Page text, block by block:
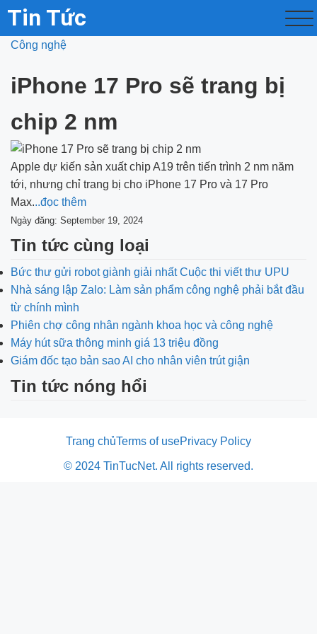
Tin Tức
Công nghệ
iPhone 17 Pro sẽ trang bị
chip 2 nm
Apple dự kiến sản xuất chip A19 trên tiến trình 2 nm năm
tới, nhưng chỉ trang bị cho iPhone 17 Pro và 17 Pro
Max...đọc thêm
Ngày đăng: September 19, 2024
Tin tức cùng loại
Bức thư gửi robot giành giải nhất Cuộc thi viết thư UPU
Nhà sáng lập Zalo: Làm sản phẩm công nghệ phải bắt đầu
từ chính mình
Phiên chợ công nhân ngành khoa học và công nghệ
Máy hút sữa thông minh giá 13 triệu đồng
Giám đốc tạo bản sao AI cho nhân viên trút giận
Tin tức nóng hổi
Trang chủTerms of usePrivacy Policy
© 2024 TinTucNet. All rights reserved.